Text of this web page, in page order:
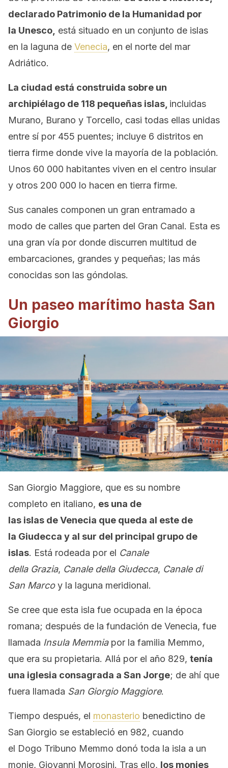
declarado Patrimonio de la Humanidad por
la Unesco, está situado en un conjunto de islas
en la laguna de Venecia, en el norte del mar
Adriático.
La ciudad está construida sobre un
archipiélago de 118 pequeñas islas, incluidas
Murano, Burano y Torcello, casi todas ellas unidas
entre sí por 455 puentes; incluye 6 distritos en
tierra firme donde vive la mayoría de la población.
Unos 60 000 habitantes viven en el centro insular
y otros 200 000 lo hacen en tierra firme.
Sus canales componen un gran entramado a
modo de calles que parten del Gran Canal. Esta es
una gran vía por donde discurren multitud de
embarcaciones, grandes y pequeñas; las más
conocidas son las góndolas.
Un paseo marítimo hasta San
Giorgio
San Giorgio Maggiore, que es su nombre
completo en italiano, es una de
las islas de Venecia que queda al este de
la Giudecca y al sur del principal grupo de
islas. Está rodeada por el Canale
della Grazia, Canale della Giudecca, Canale di
San Marcoy la laguna meridional.
Se cree que esta isla fue ocupada en la época
romana; después de la fundación de Venecia, fue
llamada Insula Memmiapor la familia Memmo,
que era su propietaria. Allá por el año 829, tenía
una iglesia consagrada a San Jorge; de ahí que
fuera llamada San Giorgio Maggiore.
Tiempo después, el monasterio benedictino de
San Giorgio se estableció en 982, cuando
el Dogo Tribuno Memmo donó toda la isla a un
monje, Giovanni Morosini. Tras ello, los monjes